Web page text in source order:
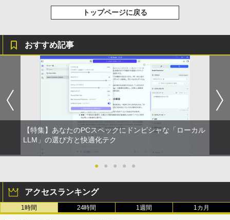
トップページに戻る
おすすめ記事
【特集】あなたのPCスペックにドンピシャな「ローカル
LLM」の選び方と快適化テク
● ● ● ● ●
アクセスランキング
1時間 24時間 1週間 1カ月